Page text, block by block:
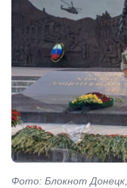
Фото: Блокнот